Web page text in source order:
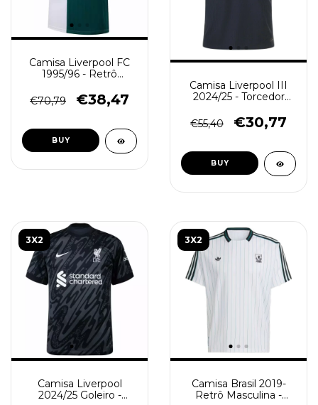
Camisa Liverpool FC
1995/96 - Retrô
Verde
€70,79 €38,47
BUY
Camisa Liverpool III
2024/25 - Torcedor
€55,40
€30,77
BUY
3X2
Camisa Liverpool
2024/25 Goleiro -
3X2
Camisa Brasil 2019-
Retrô Masculina -